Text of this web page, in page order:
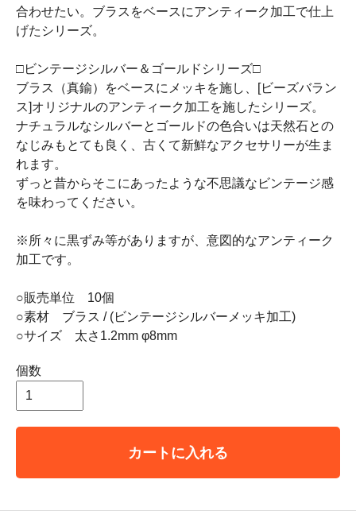
合わせたい。ブラスをベースにアンティーク加工で仕上
げたシリーズ。
□ビンテージシルバー＆ゴールドシリーズ□
ブラス（真鍮）をベースにメッキを施し、[ビーズバラン
ス]オリジナルのアンティーク加工を施したシリーズ。
ナチュラルなシルバーとゴールドの色合いは天然石との
なじみもとても良く、古くて新鮮なアクセサリーが生ま
れます。
ずっと昔からそこにあったような不思議なビンテージ感
を味わってください。
※所々に黒ずみ等がありますが、意図的なアンティーク
加工です。
○販売単位 10個
○素材 ブラス / (ビンテージシルバーメッキ加工)
○サイズ 太さ1.2mm φ8mm
個数
カートに入れる